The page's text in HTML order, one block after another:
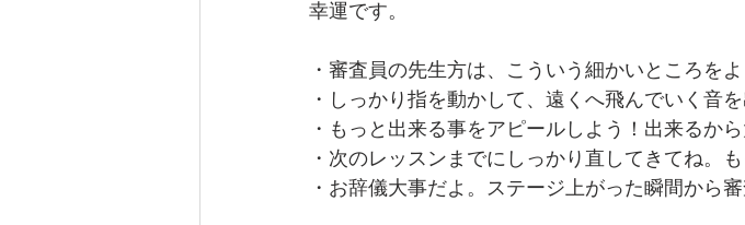
幸運です。
・審査員の先生方は、こういう細かいところを
・しっかり指を動かして、遠くへ飛んでいく音を
・もっと出来る事をアピールしよう！出来るか
・次のレッスンまでにしっかり直してきてね。
・お辞儀大事だよ。ステージ上がった瞬間から